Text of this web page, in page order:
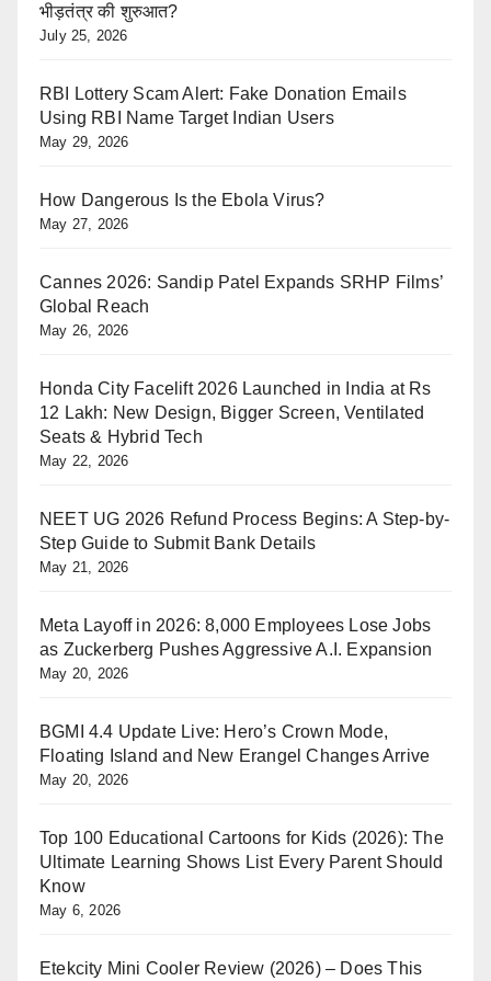
भीड़तंत्र की शुरुआत?
July 25, 2026
RBI Lottery Scam Alert: Fake Donation Emails
Using RBI Name Target Indian Users
May 29, 2026
How Dangerous Is the Ebola Virus?
May 27, 2026
Cannes 2026: Sandip Patel Expands SRHP Films’
Global Reach
May 26, 2026
Honda City Facelift 2026 Launched in India at Rs
12 Lakh: New Design, Bigger Screen, Ventilated
Seats & Hybrid Tech
May 22, 2026
NEET UG 2026 Refund Process Begins: A Step-by-
Step Guide to Submit Bank Details
May 21, 2026
Meta Layoff in 2026: 8,000 Employees Lose Jobs
as Zuckerberg Pushes Aggressive A.I. Expansion
May 20, 2026
BGMI 4.4 Update Live: Hero’s Crown Mode,
Floating Island and New Erangel Changes Arrive
May 20, 2026
Top 100 Educational Cartoons for Kids (2026): The
Ultimate Learning Shows List Every Parent Should
Know
May 6, 2026
Etekcity Mini Cooler Review (2026) – Does This